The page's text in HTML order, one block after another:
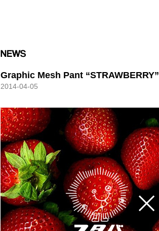
Graphic Mesh Pant “STRAWBERRY”
2014-04-05